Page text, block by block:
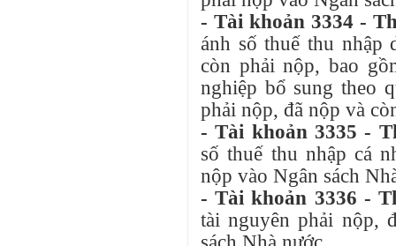
- Tài khoản 3334 -
ánh số thuế thu nhập
còn phải nộp, bao
nghiệp bổ sung theo
phải nộp, đã nộp và
- Tài khoản 3335 -
số thuế thu nhập cá
nộp vào Ngân sách
- Tài khoản 3336 -
tài nguyên phải nộp,